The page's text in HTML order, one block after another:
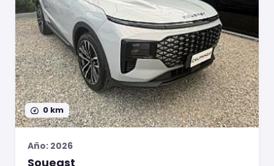
0 km
Año: 2026
Soueast